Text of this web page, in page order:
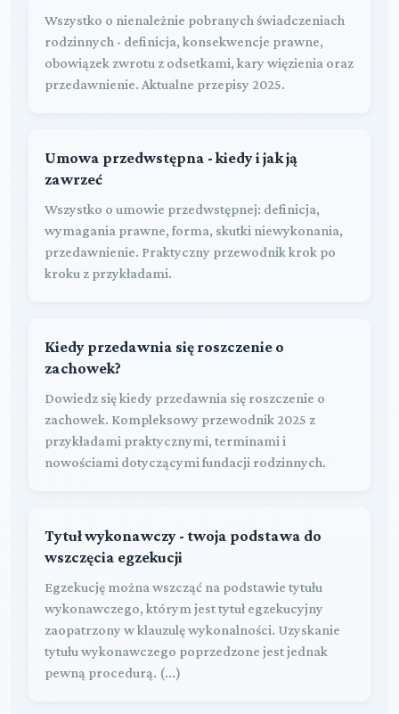
Wszystko o nienależnie pobranych świadczeniach
rodzinnych - definicja, konsekwencje prawne,
obowiązek zwrotu z odsetkami, kary więzienia oraz
przedawnienie. Aktualne przepisy 2025.
Umowa przedwstępna - kiedy i jak ją
zawrzeć
Wszystko o umowie przedwstępnej: definicja,
wymagania prawne, forma, skutki niewykonania,
przedawnienie. Praktyczny przewodnik krok po
kroku z przykładami.
Kiedy przedawnia się roszczenie o
zachowek?
Dowiedz się kiedy przedawnia się roszczenie o
zachowek. Kompleksowy przewodnik 2025 z
przykładami praktycznymi, terminami i
nowościami dotyczącymi fundacji rodzinnych.
Tytuł wykonawczy - twoja podstawa do
wszczęcia egzekucji
Egzekucję można wszcząć na podstawie tytułu
wykonawczego, którym jest tytuł egzekucyjny
zaopatrzony w klauzulę wykonalności. Uzyskanie
tytułu wykonawczego poprzedzone jest jednak
pewną procedurą. (...)